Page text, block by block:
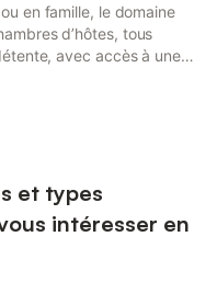
en famille, le domaine
d’hôtes, tous
avec accès à une
fonctionnelle et
et types
intéresser en